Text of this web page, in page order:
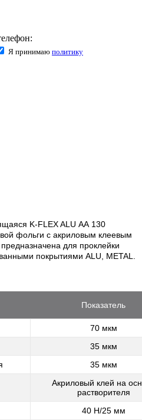
Я принимаю политику
K-FLEX ALU АА 130
фольги с акриловым клеевым
для проклейки
покрытиями ALU, METAL.
Показатель
70 мкм
35 мкм
35 мкм
Акриловый клей на
растворителя
40 Н/25 мм